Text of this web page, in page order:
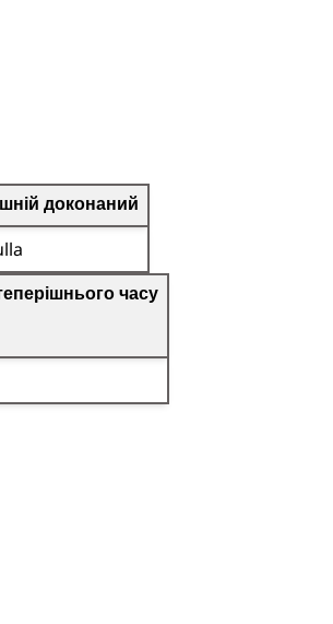
доконаний
часу